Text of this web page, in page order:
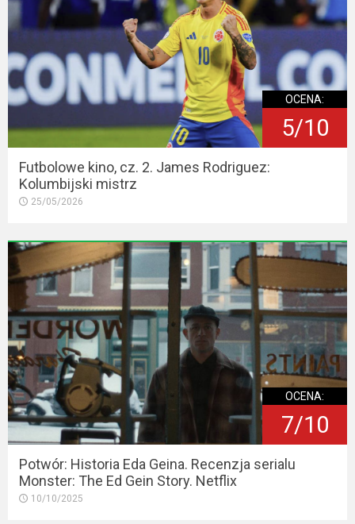
OCENA:
5/10
Futbolowe kino, cz. 2. James Rodriguez:
Kolumbijski mistrz
25/05/2026
OCENA:
7/10
Potwór: Historia Eda Geina. Recenzja serialu
Monster: The Ed Gein Story. Netflix
10/10/2025